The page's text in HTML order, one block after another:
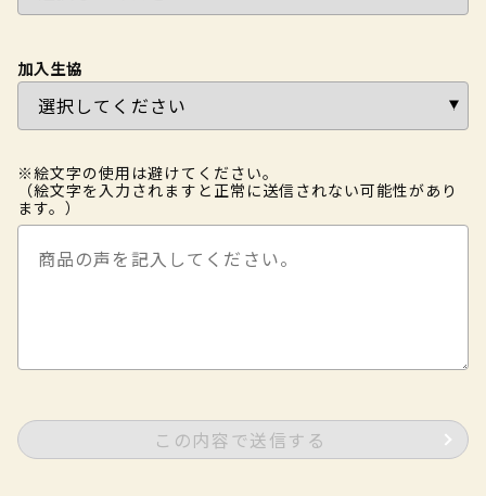
加入生協
※絵文字の使用は避けてください。
（絵文字を入力されますと正常に送信されない可能性があり
ます。）
この内容で送信する